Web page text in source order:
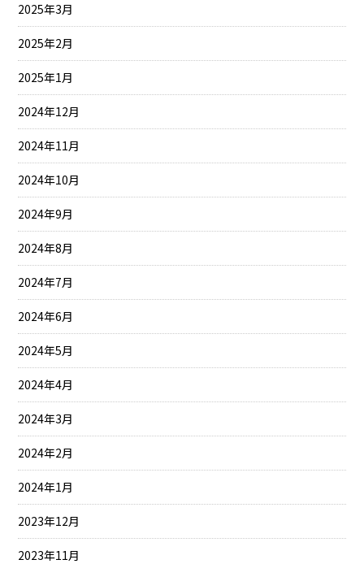
2025年3月
2025年2月
2025年1月
2024年12月
2024年11月
2024年10月
2024年9月
2024年8月
2024年7月
2024年6月
2024年5月
2024年4月
2024年3月
2024年2月
2024年1月
2023年12月
2023年11月